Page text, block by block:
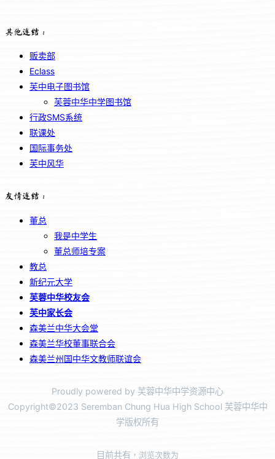
其他连结：
贩卖部
Eclass
芙中电子图书馆
芙蓉中华中学图书馆
行政SMS系统
联课处
国际事务处
芙中风华
友情连结：
董总
我是中学生
董总师培专案
教总
新纪元大学
芙蓉中华校友会
芙中家长会
森美兰中华大会堂
森美兰华校董事联合会
森美兰州国中华文教师联谊会
Proudly powered by 芙蓉中华中学资源中心
Copyright©2023 Seremban Chung Hua High School 芙蓉中华中
学版权所有
目前共有 ，浏览次数为